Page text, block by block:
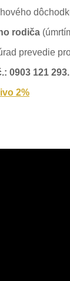
rodiča
prevedie
0903 121 293.
2%